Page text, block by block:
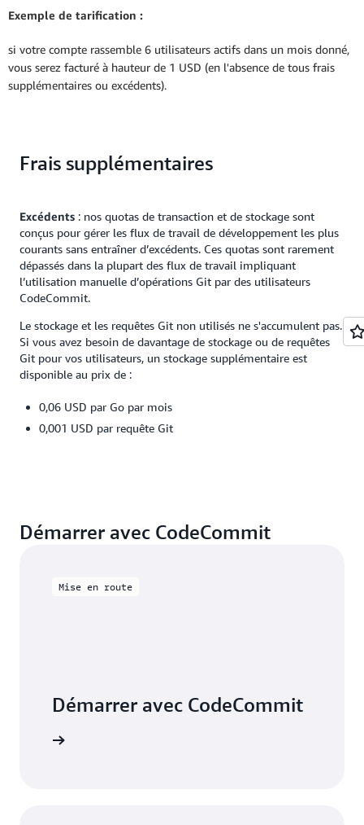
Exemple de tarification :
si votre compte rassemble 6 utilisateurs actifs dans un mois donné,
vous serez facturé à hauteur de 1 USD (en l'absence de tous frais
supplémentaires ou excédents).
Frais supplémentaires
Excédents : nos quotas de transaction et de stockage sont
conçus pour gérer les flux de travail de développement les plus
courants sans entraîner d’excédents. Ces quotas sont rarement
dépassés dans la plupart des flux de travail impliquant
l’utilisation manuelle d’opérations Git par des utilisateurs
CodeCommit.
Le stockage et les requêtes Git non utilisés ne s'accumulent pas.
Si vous avez besoin de davantage de stockage ou de requêtes
Git pour vos utilisateurs, un stockage supplémentaire est
disponible au prix de :
0,06 USD par Go par mois
0,001 USD par requête Git
Démarrer avec CodeCommit
Mise en route
Démarrer avec CodeCommit